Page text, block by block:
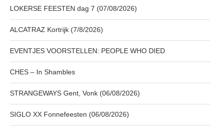
LOKERSE FEESTEN dag 7 (07/08/2026)
ALCATRAZ Kortrijk (7/8/2026)
EVENTJES VOORSTELLEN: PEOPLE WHO DIED
CHES – In Shambles
STRANGEWAYS Gent, Vonk (06/08/2026)
SIGLO XX Fonnefeesten (06/08/2026)